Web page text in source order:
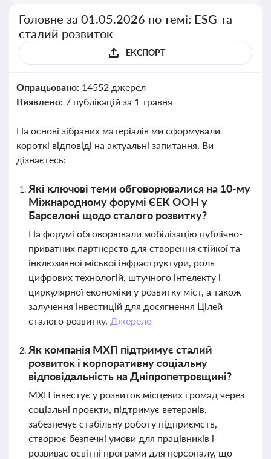
Головне за 01.05.2026 по темі: ESG та
сталий розвиток
ЕКСПОРТ
Опрацьовано: 14552 джерел
Виявлено: 7 публікацій за 1 травня
На основі зібраних матеріалів ми сформували
короткі відповіді на актуальні запитання. Ви
дізнаєтесь:
Які ключові теми обговорювалися на 10-му
Міжнародному форумі ЄЕК ООН у
Барселоні щодо сталого розвитку?
На форумі обговорювали мобілізацію публічно-
приватних партнерств для створення стійкої та
інклюзивної міської інфраструктури, роль
цифрових технологій, штучного інтелекту і
циркулярної економіки у розвитку міст, а також
залучення інвестицій для досягнення Цілей
сталого розвитку. Джерело
Як компанія МХП підтримує сталий
розвиток і корпоративну соціальну
відповідальність на Дніпропетровщині?
МХП інвестує у розвиток місцевих громад через
соціальні проєкти, підтримує ветеранів,
забезпечує стабільну роботу підприємств,
створює безпечні умови для працівників і
розвиває освітні програми для персоналу, що